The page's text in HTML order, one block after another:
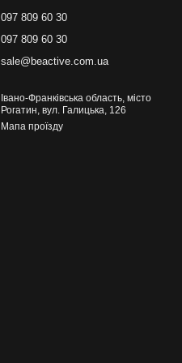
097 809 60 30
097 809 60 30
sale@beactive.com.ua
Івано-Франківська область, місто
Рогатин, вул. Галицька, 126
Мапа проїзду